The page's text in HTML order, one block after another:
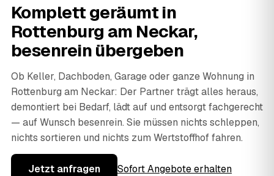
Komplett geräumt in
Rottenburg am Neckar,
besenrein übergeben
Ob Keller, Dachboden, Garage oder ganze Wohnung in
Rottenburg am Neckar: Der Partner trägt alles heraus,
demontiert bei Bedarf, lädt auf und entsorgt fachgerecht
— auf Wunsch besenrein. Sie müssen nichts schleppen,
nichts sortieren und nichts zum Wertstoffhof fahren.
Jetzt anfragen Sofort Angebote erhalten